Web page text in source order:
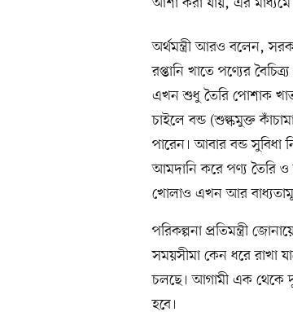
অর্থমন্ত্রী আরও বলেন,
রপ্তানি খাতে পণ্যের
এখন শুধু তৈরি পোশাক
চাইলে বন্ড (শুল্কমুক্ত
পারেন। আবার বন্ড সুবিধা
আমদানি করে পণ্য তৈরি ও
খোলাও এখন আর
পরিকল্পনা প্রতিমন্ত্রী
সময়সীমা কেন ধরে রাখা
চলছে। ​​আগামী এক থেকে দুই
হবে।